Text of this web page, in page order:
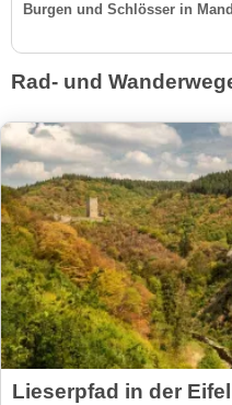
Burgen und Schlösser in
Rad- und
Lieserpfad in der Eifel